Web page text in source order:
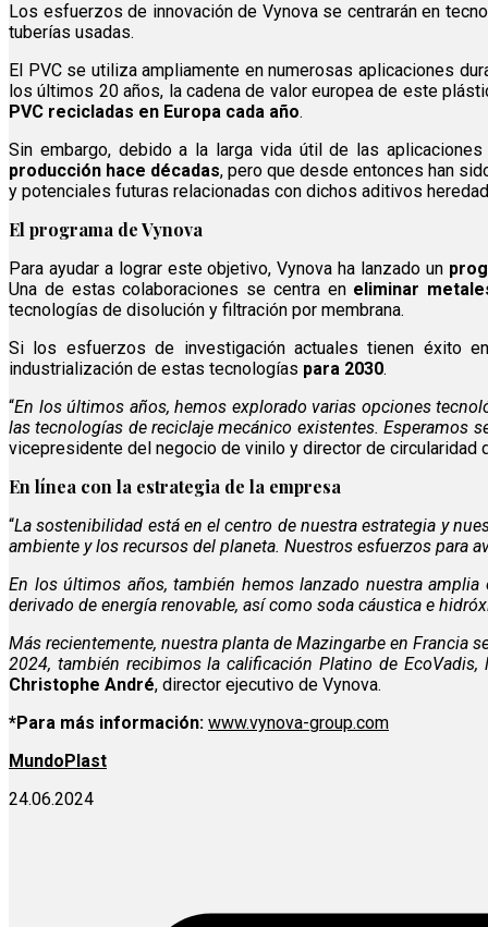
Los esfuerzos de innovación de Vynova se centrarán en
tuberías usadas.
El PVC se utiliza ampliamente en numerosas aplicaciones
los últimos 20 años, la cadena de valor europea de este
PVC recicladas en Europa cada año.
Sin embargo, debido a la larga vida útil de las
producción hace décadas, pero que desde entonces han
y potenciales futuras relacionadas con dichos aditivos
El programa de Vynova
Para ayudar a lograr este objetivo, Vynova ha lanzado un
Una de estas colaboraciones se centra eneliminar
tecnologías de disolución y filtración por membrana.
Si los esfuerzos de investigación actuales tienen éxito
industrialización de estas tecnologías para 2030.
“En los últimos años, hemos explorado varias opciones
las tecnologías de reciclaje mecánico existentes. Esperamos
vicepresidente del negocio de vinilo y director de circularidad
En línea con la estrategia de la empresa
“La sostenibilidad está en el centro de nuestra estrategia y
ambiente y los recursos del planeta. Nuestros esfuerzos para
En los últimos años, también hemos lanzado nuestra
derivado de energía renovable, así como soda cáustica e
Más recientemente, nuestra planta de Mazingarbe en Francia
2024, también recibimos la calificación Platino de
Christophe André, director ejecutivo de Vynova.
*Para más información: www.vynova-group.com
MundoPlast
24.06.2024